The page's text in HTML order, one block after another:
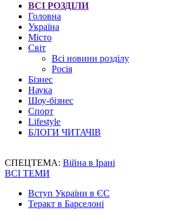
ВСІ РОЗДІЛИ
Головна
Україна
Місто
Світ
Всі новини розділу
Росія
Бізнес
Наука
Шоу-бізнес
Спорт
Lifestyle
БЛОГИ ЧИТАЧІВ
СПЕЦТЕМА: Війна в Ірані
ВСІ ТЕМИ
Вступ України в ЄС
Теракт в Барселоні